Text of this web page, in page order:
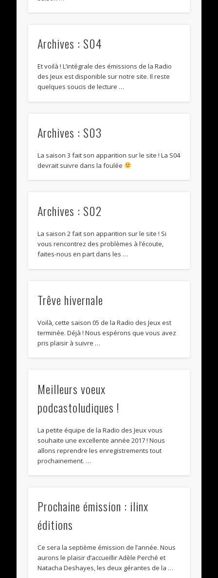
Archives : S04
Et voilà ! L’intégrale des émissions de la Radio
des Jeux est disponible sur notre site. Il reste
quelques soucis de lecture …
Archives : S03
La saison 3 fait son apparition sur le site ! La S04
devrait suivre dans la foulée
Archives : S02
La saison 2 fait son apparition sur le site ! Si
vous rencontrez des problèmes à l’écoute,
faites-nous en part dans les …
Trêve hivernale
Voilà, cette saison 05 de la Radio des Jeux est
terminée. Déjà ! Nous espérons que vous avez
pris plaisir à suivre …
Meilleurs voeux
podcastoludiques !
La petite équipe de la Radio des Jeux vous
souhaite une excellente année 2017 ! Nous
allons reprendre les enregistrements tout
prochainement. …
Prochaine émission : ilinx
éditions
Ce sera la septième émission de l’année. Nous
aurons le plaisir d’accueillir Adèle Perché et
Natacha Deshayes, les deux gérantes de la …